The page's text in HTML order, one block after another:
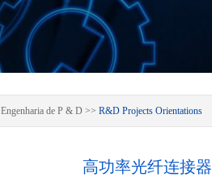
Engenharia de P & D >> R&D Projects Orientations
高功率光纤连接器